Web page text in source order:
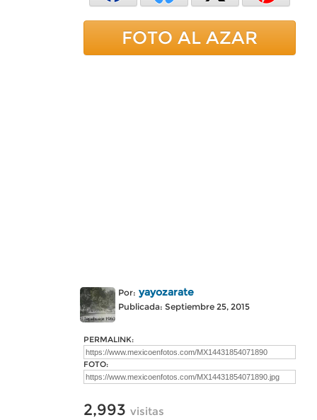
FOTO AL AZAR
Por: yayozarate
Publicada: Septiembre 25, 2015
PERMALINK:
FOTO:
2,993 visitas